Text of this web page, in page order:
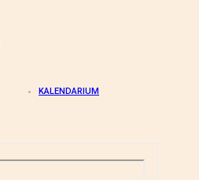
KALENDARIUM